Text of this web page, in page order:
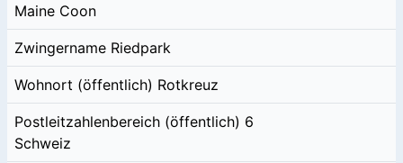
Maine Coon
Zwingername Riedpark
Wohnort (öffentlich) Rotkreuz
Postleitzahlenbereich (öffentlich) 6
Schweiz